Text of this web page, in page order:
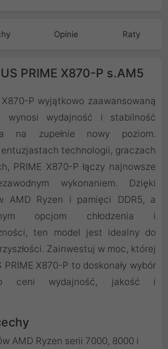
Opinie Raty
PRIME X870-P s.AM5
X870-P wyjątkowo zaawansowaną
wynosi wydajność i stabilność
na zupełnie nowy poziom.
technologii, graczach
PRIME X870-P łączy najnowsze
wykonaniem. Dzięki
AMD Ryzen i pamięci DDR5, a
opcjom chłodzenia i
ten model jest idealny do
Zainwestuj w moc, której
X870-P to doskonały wybór
ceni wydajność, jakość i
AMD Ryzen serii 7000, 8000 i